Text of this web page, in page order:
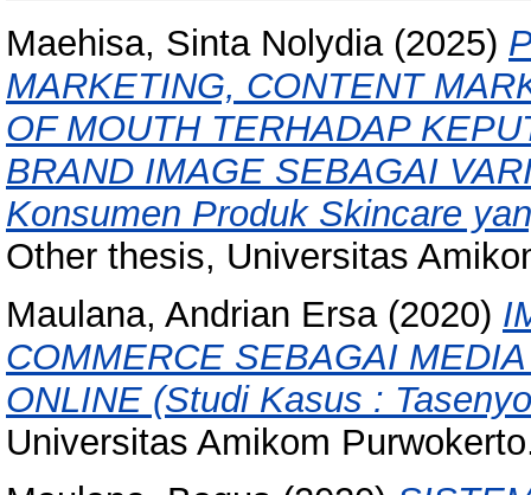
Maehisa, Sinta Nolydia(2025)
MARKETING, CONTENT
OF MOUTH TERHADAP
BRAND IMAGE SEBAGAI
Konsumen Produk Skincare
Other thesis, Universitas
Maulana, Andrian Ersa(2020)
COMMERCE SEBAGAI
ONLINE (Studi Kasus :
Universitas Amikom